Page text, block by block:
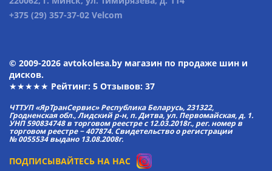
+375 (29) 357-37-02 Velcom
© 2009-2026 avtokolesa.by магазин по продаже шин и
дисков.
★★★★★ Рейтинг: 5 Отзывов: 37
ЧТТУП «ЯрТранСервис» Республика Беларусь, 231322,
Гродненская обл., Лидский р-н, п. Дитва, ул. Первомайская, д. 1.
УНП 590834748 в торговом реестре с 12.03.2018г., рег. номер в
торговом реестре − 407874. Свидетельство о регистрации
№ 0055534 выдано 13.08.2008г.
ПОДПИСЫВАЙТЕСЬ НА НАС